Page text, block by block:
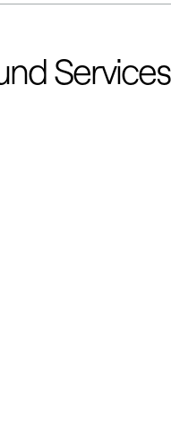
Services